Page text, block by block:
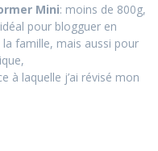
Mini: moins de 800g,
pour blogguer en
famille, mais aussi pour
à laquelle j’ai révisé mon